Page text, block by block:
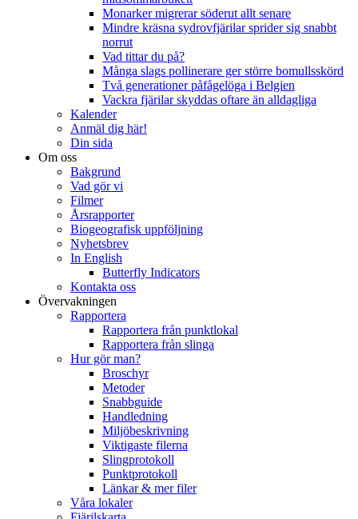
Monarker migrerar söderut allt senare
Mindre kräsna sydrovfjärilar sprider sig snabbt
norrut
Vad tittar du på?
Många slags pollinerare ger större bomullsskörd
Två generationer påfågelöga i Belgien
Vackra fjärilar skyddas oftare än alldagliga
Kalender
Anmäl dig här!
Din sida
Om oss
Bakgrund
Vad gör vi
Filmer
Årsrapporter
Biogeografisk uppföljning
Nyhetsbrev
In English
Butterfly Indicators
Kontakta oss
Övervakningen
Rapportera
Rapportera från punktlokal
Rapportera från slinga
Hur gör man?
Broschyr
Metoder
Snabbguide
Handledning
Miljöbeskrivning
Viktigaste filerna
Slingprotokoll
Punktprotokoll
Länkar & mer filer
Våra lokaler